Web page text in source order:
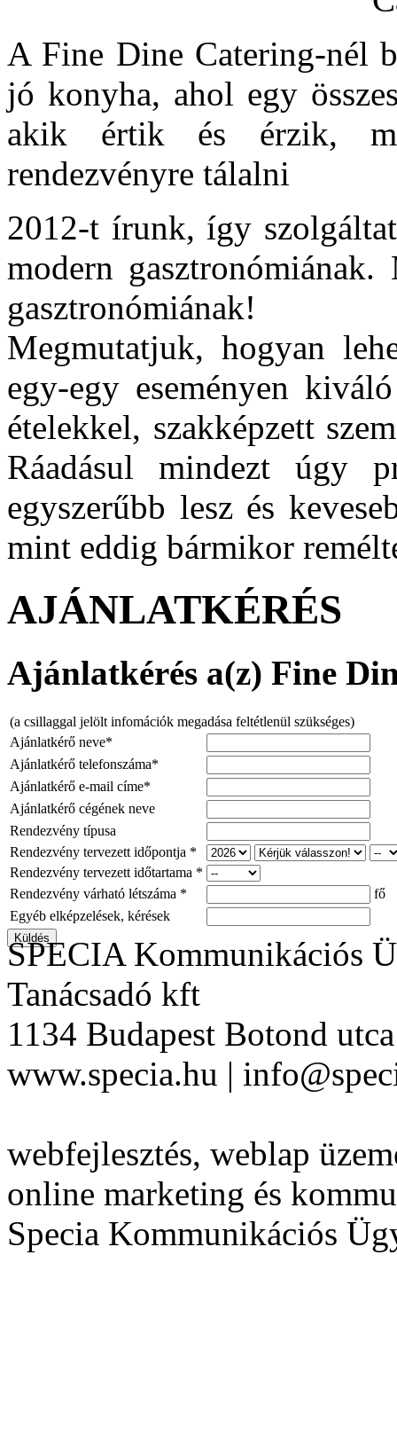
A Fine Dine Catering-nél
jó konyha, ahol egy
akik értik és érzik,
rendezvényre tálalni
2012-t írunk, így
modern
gasztronómiának!
Megmutatjuk, hogyan
egy-egy eseményen
ételekkel, szakképzett
Ráadásul mindezt úgy
egyszerűbb lesz és
mint eddig bármikor
AJÁNLATKÉRÉS
Ajánlatkérés a(z) Fine
(a csillaggal jelölt infomációk megadása feltétlenül szükséges)
Ajánlatkérő neve*
Ajánlatkérő telefonszáma*
Ajánlatkérő e-mail címe*
Ajánlatkérő cégének neve
Rendezvény típusa
Rendezvény tervezett időpontja *
Rendezvény tervezett időtartama *
Rendezvény várható létszáma *
fő
Egyéb elképzelések, kérések
SPECIA Kommunikációs
Tanácsadó kft
1134 Budapest Botond
www.specia.hu |
webfejlesztés, weblap
online marketing és
Specia Kommunikációs